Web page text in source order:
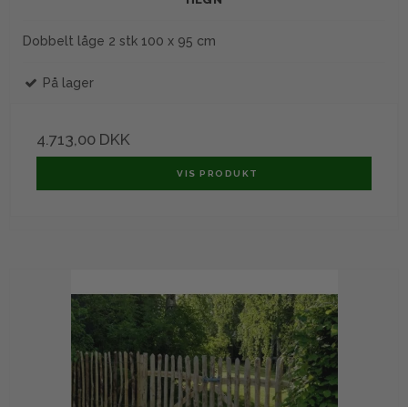
Dobbelt låge 2 stk 100 x 95 cm
På lager
4.713,00 DKK
VIS PRODUKT